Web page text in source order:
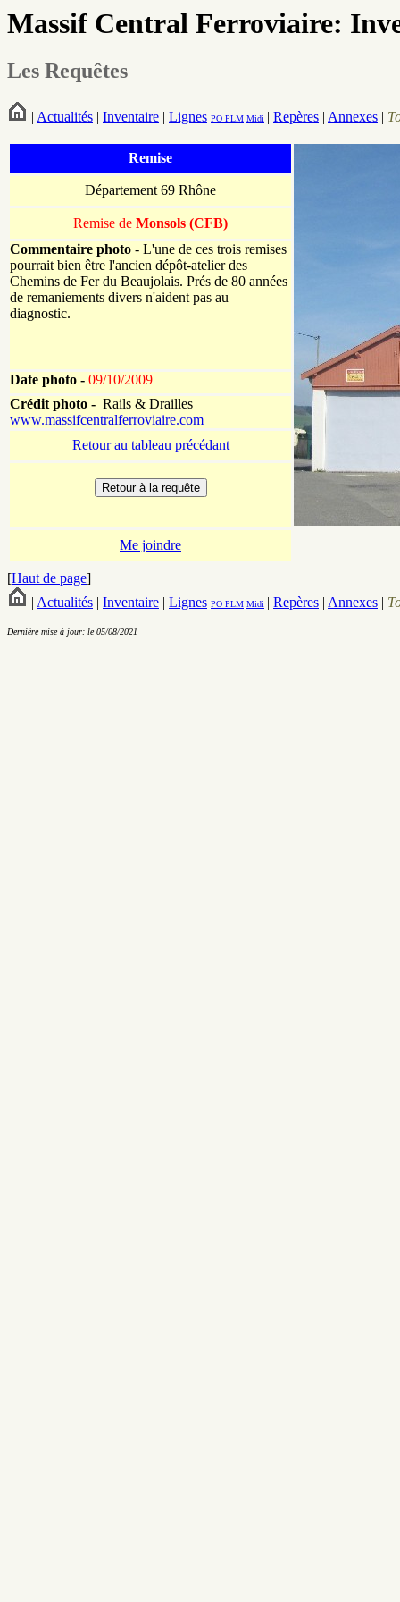
Massif Central Ferroviaire:
Les Requêtes
| Actualités | Inventaire | Lignes PO PLM Midi | Repères | Annexes |
Remise
Département 69 Rhône
Remise de Monsols (CFB)
Commentaire photo - L'une de ces trois remises
pourrait bien être l'ancien dépôt-atelier des
Chemins de Fer du Beaujolais. Prés de 80 années
de remaniements divers n'aident pas au
diagnostic.
Date photo - 09/10/2009
Crédit photo - Rails & Drailles
www.massifcentralferroviaire.com
Retour au tableau précédant
Me joindre
[Haut de page]
| Actualités | Inventaire | Lignes PO PLM Midi | Repères | Annexes |
Dernière mise à jour: le 05/08/2021